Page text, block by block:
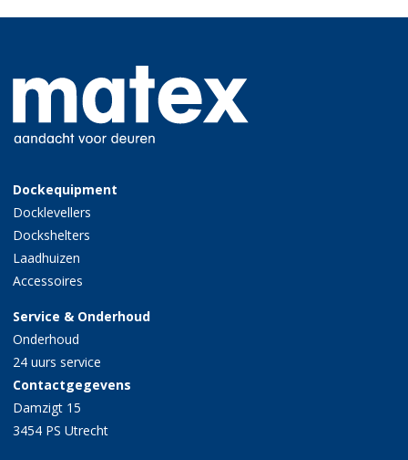
Dockequipment
Docklevellers
Dockshelters
Laadhuizen
Accessoires
Service & Onderhoud
Onderhoud
24 uurs service
Contactgegevens
Damzigt 15
3454 PS Utrecht